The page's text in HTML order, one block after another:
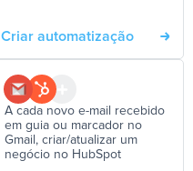
Criar automatização
A cada novo e-mail recebido
em guia ou marcador no
Gmail, criar/atualizar um
negócio no HubSpot